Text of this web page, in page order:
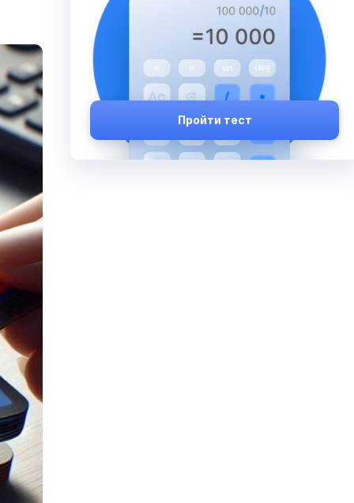
Пройти тест